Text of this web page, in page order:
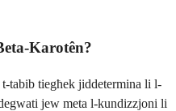
Karotên?
t-tabib tiegħek jiddetermina li l-
jew meta l-kundizzjoni li